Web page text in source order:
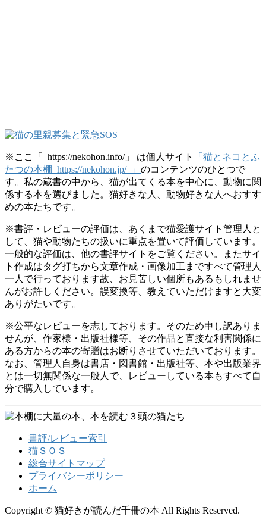
※ここ「 https://nekohon.info/」 は個人サイト
「猫とネコとふ
たつの本棚 https://nekohon.jp/ 」 のコンテンツのひとつで
す。私の蔵書の中から、猫が出てくる本を中心に、動物に関
係する本を選びました。猫好きな人、動物好きな人へおすす
めの本たちです。
※書評・レビューの評価は、あくまで猫愛護サイト管理人と
して、猫や動物たちの扱いに重点を置いて評価しています。
一般的な評価は、他の書評サイトをご覧ください。またサイ
ト作成はタグ打ちから文章作成・画像加工まですべて管理人
一人で行っております故、お見苦しい個所もあるもしれませ
んがお許しください。誤変換等、教えていただけますと大変
ありがたいです。
※公平なレビューを志しております。そのため申し訳ありま
せんが、作家様・出版社様等、その作品と直接な利害関係に
ある方からの本の寄贈はお断りさせていただいております。
なお、管理人自身は書店・図書館・出版社等、本や出版業界
とは一切無関係な一般人で、レビューしている本もすべて自
分で購入しています。
書評/レビュー索引
猫ＳＯＳ
総合サイトマップ
プライバシーポリシー
ホーム
Copyright © 猫好きが読んだ千冊の本 All Rights Reserved.